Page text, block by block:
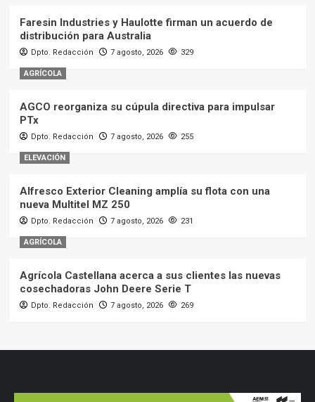
Faresin Industries y Haulotte firman un acuerdo de
distribución para Australia
Dpto. Redacción 7 agosto, 2026 329
AGRÍCOLA
AGCO reorganiza su cúpula directiva para impulsar
PTx
Dpto. Redacción 7 agosto, 2026 255
ELEVACIÓN
Alfresco Exterior Cleaning amplía su flota con una
nueva Multitel MZ 250
Dpto. Redacción 7 agosto, 2026 231
AGRÍCOLA
Agrícola Castellana acerca a sus clientes las nuevas
cosechadoras John Deere Serie T
Dpto. Redacción 7 agosto, 2026 269